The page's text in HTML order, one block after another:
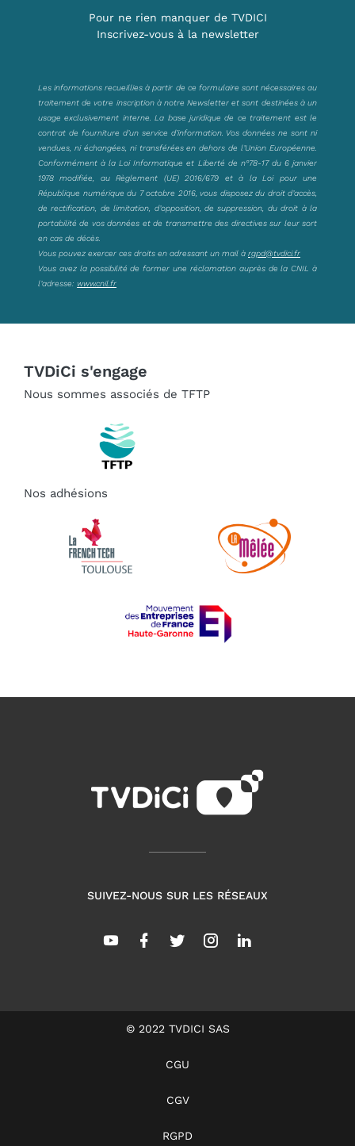
Pour ne rien manquer de TVDICI
Inscrivez-vous à la newsletter
Les informations recueillies à partir de ce formulaire sont nécessaires au
traitement de votre inscription à notre Newsletter et sont destinées à un
usage exclusivement interne. La base juridique de ce traitement est le
contrat de fourniture d’un service d’information. Vos données ne sont ni
vendues, ni échangées, ni transférées en dehors de l’Union Européenne.
Conformément à la Loi Informatique et Liberté de n°78-17 du 6 janvier
1978 modifiée, au Règlement (UE) 2016/679 et à la Loi pour une
République numérique du 7 octobre 2016, vous disposez du droit d’accès,
de rectification, de limitation, d’opposition, de suppression, du droit à la
portabilité de vos données et de transmettre des directives sur leur sort
en cas de décès.
Vous pouvez exercer ces droits en adressant un mail à rgpd@tvdici.fr
Vous avez la possibilité de former une réclamation auprès de la CNIL à
l’adresse: www.cnil.fr
TVDiCi s'engage
Nous sommes associés de TFTP
Nos adhésions
SUIVEZ-NOUS SUR LES RÉSEAUX
© 2022 TVDICI SAS
CGU
CGV
RGPD